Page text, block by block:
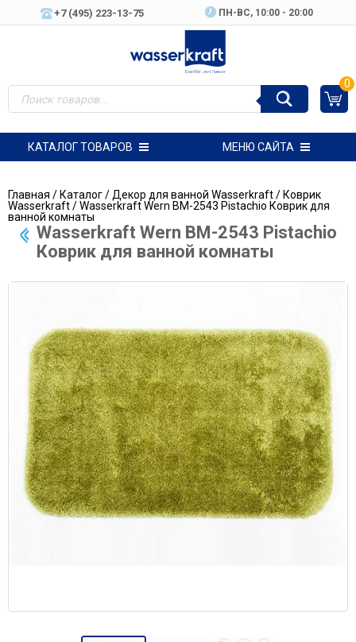
+7 (495) 223-13-75 ПН-ВC, 10:00 - 20:00
0
КАТАЛОГ ТОВАРОВ МЕНЮ САЙТА
Главная /Каталог/ Декор для ванной Wasserkraft/Коврик
Wasserkraft/ Wasserkraft Wern BM-2543 Pistachio Коврик для
ванной комнаты
Wasserkraft Wern BM-2543 Pistachio
Коврик для ванной комнаты